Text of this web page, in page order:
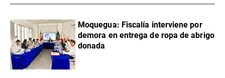
Moquegua: Fiscalía interviene por
demora en entrega de ropa de abrigo
donada